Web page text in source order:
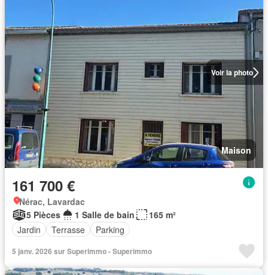
Voir la photo
Maison
161 700 €
Nérac, Lavardac
5 Pièces
1 Salle de bain
165 m²
Jardin
Terrasse Parking
5 janv. 2026 sur Superimmo - Superimmo